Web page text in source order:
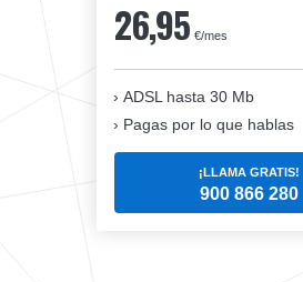
26,95 €/mes
ADSL hasta 30 Mb
Pagas por lo que hablas
¡LLAMA GRATIS!
900 866 280